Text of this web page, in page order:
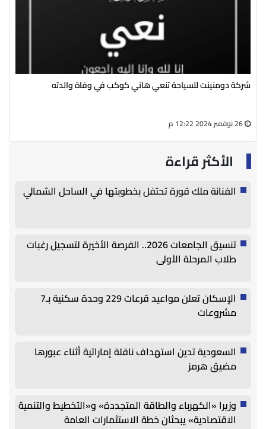
شركة دومنينت للسياحة تنعي هاني كوكب في وفاة والدته
الأكثر قراءة
الفنانة ملك قورة تحتفل بخطوبتها في الساحل الشمالي
تنسيق الجامعات 2026.. الفرصة الأخيرة لتسجيل رغبات
طلاب المرحلة الأولى
الإسكان تعلن مواعيد قرعات 229 وحدة سكنية بـ7
مشروعات
السعودية تدين استهداف ناقلة إماراتية أثناء عبورها
مضيق هرمز
وزيرا «الكهرباء والطاقة المتجددة» و«التخطيط والتنمية
الاقتصادية» يبحثان خطة الاستثمارات العامة